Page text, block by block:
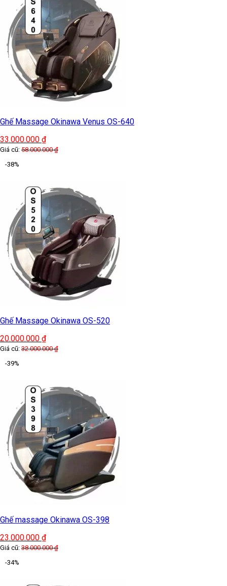
Ghế Massage Okinawa Venus OS-640
33.000.000 ₫
Giá cũ: 58.000.000₫
-38%
Ghế Massage Okinawa OS-520
20.000.000 ₫
Giá cũ: 32.000.000₫
-39%
Ghế massage Okinawa OS-398
23.000.000 ₫
Giá cũ: 38.000.000₫
-34%